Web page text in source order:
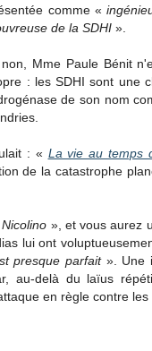
comme «
de la SDHI ».
Mme Paule Bénit
: les SDHI sont une
de son nom
: « La vie au temps
de la catastrophe
», et vous aurez
lui ont
presque parfait ». Une
au-delà du laïus
en règle contre